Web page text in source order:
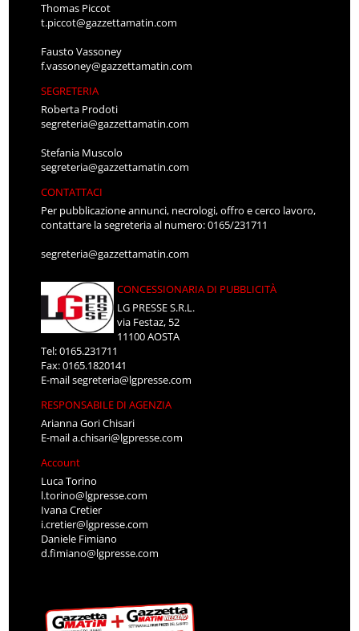
Thomas Piccot
t.piccot@gazzettamatin.com
Fausto Vassoney
f.vassoney@gazzettamatin.com
SEGRETERIA
Roberta Prodoti
segreteria@gazzettamatin.com
Stefania Muscolo
segreteria@gazzettamatin.com
CONTATTACI
Per pubblicazione annunci, necrologi, offro e cerco lavoro,
contattare la segreteria al numero: 0165/231711
segreteria@gazzettamatin.com
CONCESSIONARIA DI PUBBLICITÀ
LG PRESSE S.R.L.
via Festaz, 52
11100 AOSTA
Tel: 0165.231711
Fax: 0165.1820141
E-mailsegreteria@lgpresse.com
RESPONSABILE DI AGENZIA
Arianna Gori Chisari
E-maila.chisari@lgpresse.com
Account
Luca Torino
l.torino@lgpresse.com
Ivana Cretier
i.cretier@lgpresse.com
Daniele Fimiano
d.fimiano@lgpresse.com